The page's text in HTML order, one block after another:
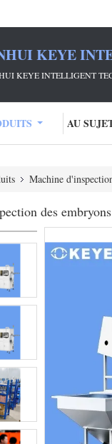
KEYE
KEYE INTELLIGENT
AU
Machine
des